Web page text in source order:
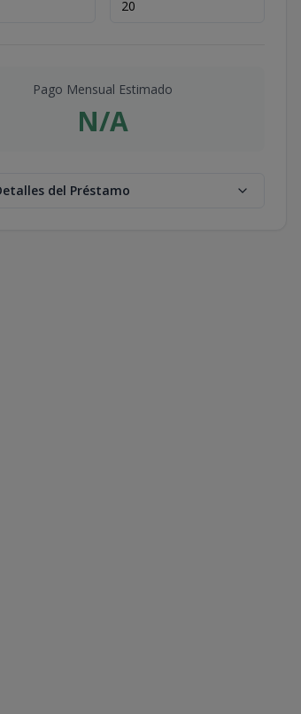
Pago Mensual Estimado
N/A
del Préstamo